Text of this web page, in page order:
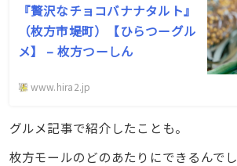
『贅沢なチョコバナナタルト』
（枚方市堤町）【ひらつーグル
メ】 – 枚方つーしん
www.hira2.jp
グルメ記事で紹介したことも。
枚方モールのどのあたりにできるんで